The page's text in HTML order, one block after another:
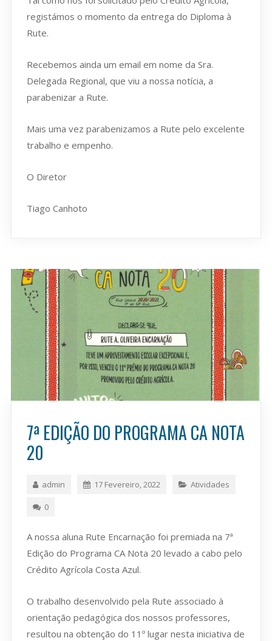
registámos o momento da entrega do Diploma à
Rute.
Recebemos ainda um email em nome da Sra.
Delegada Regional, que viu a nossa notícia, a
parabenizar a Rute.
Mais uma vez parabenizamos a Rute pelo excelente
trabalho e empenho.
O Diretor
Tiago Canhoto
7ª EDIÇÃO DO PROGRAMA CA NOTA
20
admin 17 Fevereiro, 2022 Atividades
0
A nossa aluna Rute Encarnação foi premiada na 7ª
Edição do Programa CA Nota 20 levado a cabo pelo
Crédito Agrícola Costa Azul.
O trabalho desenvolvido pela Rute associado à
orientação pedagógica dos nossos professores,
resultou na obtenção do 11º lugar nesta iniciativa de